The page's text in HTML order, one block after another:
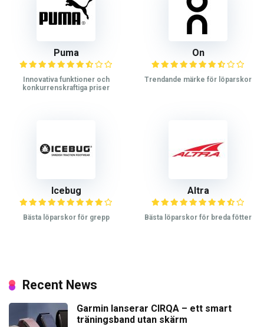
Puma
Innovativa funktioner och
konkurrenskraftiga priser
On
Trendande märke för löparskor
Icebug
Bästa löparskor för grepp
Altra
Bästa löparskor för breda fötter
Recent News
Garmin lanserar CIRQA – ett smart
träningsband utan skärm